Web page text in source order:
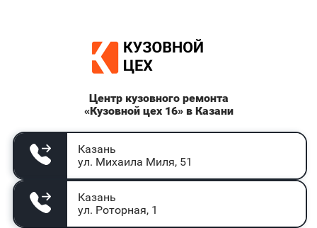
Центр кузовного ремонта
«Кузовной цех 16» в Казани
Казань
ул. Михаила Миля, 51
Казань
ул. Роторная, 1